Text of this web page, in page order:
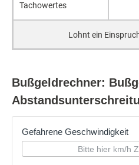
Ta­cho­wer­tes
Bußgeldrechner: